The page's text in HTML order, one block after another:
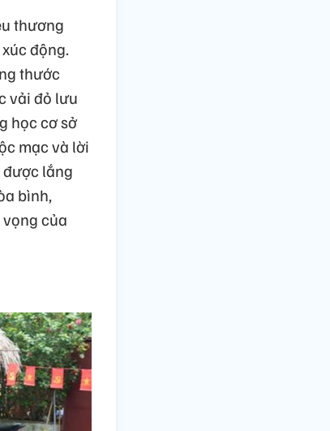
thương
động.
thước
vải đỏ lưu
học cơ sở
mạc và lời
được lắng
bình,
của